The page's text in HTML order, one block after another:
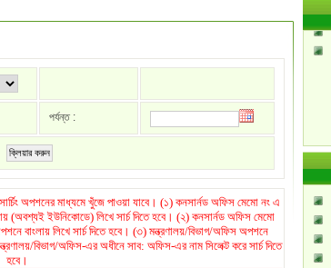
পর্যন্ত :
ক্লিয়ার করুন
অপশনের মাধ্যমে খুঁজে পাওয়া যাবে। (১) কনসার্নড অফিস মেমো নং এ
(অবশ্যই ইউনিকোডে) লিখে সার্চ দিতে হবে। (২) কনসার্নড অফিস মেমো
বাংলায় লিখে সার্চ দিতে হবে। (৩) মন্ত্রণালয়/বিভাগ/অফিস অপশনে
বিভাগ/অফিস-এর অধীনে সাব: অফিস-এর নাম সিলেক্ট করে সার্চ দিতে
হবে।